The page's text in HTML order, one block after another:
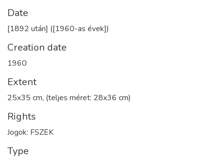
Date
[1892 után] ([1960-as évek])
Creation date
1960
Extent
25x35 cm, (teljes méret: 28x36 cm)
Rights
Jogok: FSZEK
Type